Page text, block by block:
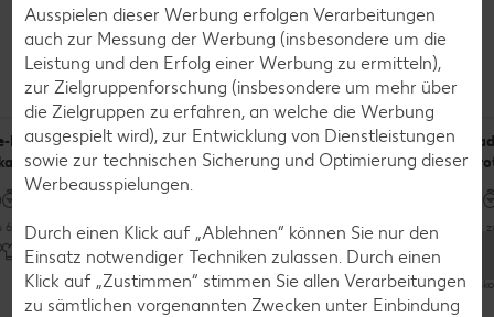
Rezepte für vegetarische und vegane Salate
Bete-
60 Minuten
Raffiniert
Salat von
gegrilltem
Spargel mit
Mozzarella
Bis zu 60 Minuten
Melonensalat
mit Feta
Bis zu 30 Minuten
Unkompliziert
Bis
Ausspielen dieser Werbung erfolgen Verarbeitungen
auch zur Messung der Werbung (insbesondere um die
Leistung und den Erfolg einer Werbung zu ermitteln),
zur Zielgruppenforschung (insbesondere um mehr über
die Zielgruppen zu erfahren, an welche die Werbung
ausgespielt wird), zur Entwicklung von Dienstleistungen
sowie zur technischen Sicherung und Optimierung dieser
Werbeausspielungen.
Durch einen Klick auf „Ablehnen“ können Sie nur den
Einsatz notwendiger Techniken zulassen. Durch einen
Klick auf „Zustimmen“ stimmen Sie allen Verarbeitungen
zu sämtlichen vorgenannten Zwecken unter Einbindung